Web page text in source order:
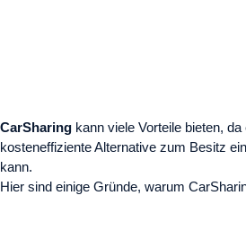
CarSharing kann viele Vorteile bieten,
kosteneffiziente Alternative zum Besitz
kann.
Hier sind einige Gründe, warum